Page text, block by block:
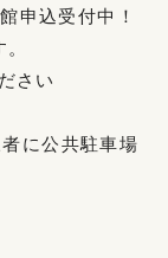
申込受付中！
さい
に公共駐車場